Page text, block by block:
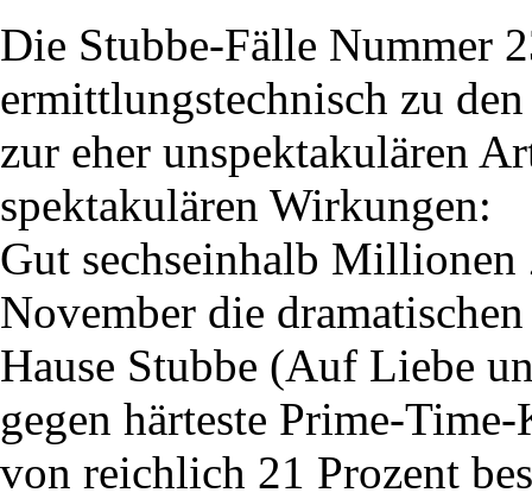
Die Stubbe-Fälle Nummer
ermittlungstechnisch zu
zur eher unspektakulären
spektakulären Wirkungen:
Gut sechseinhalb Millionen
November die
Hause Stubbe (Auf Liebe
gegen härteste Prime-
von reichlich 21 Prozent